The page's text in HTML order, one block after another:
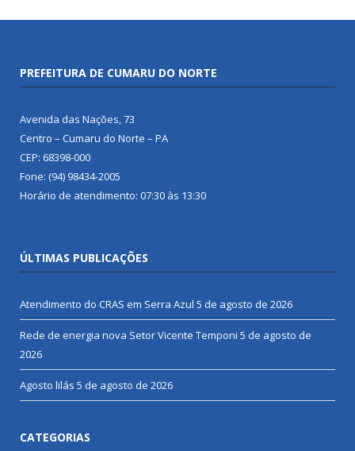
PREFEITURA DE CUMARU DO NORTE
Avenida das Nações, 73
Centro – Cumaru do Norte – PA
CEP: 68398-000
Fone: (94) 98434-2005
Horário de atendimento: 07:30 às 13:30
ÚLTIMAS PUBLICAÇÕES
Atendimento do CRAS em Serra Azul 5 de agosto de 2026
Rede de energia nova Setor Vicente Temponi 5 de agosto de
2026
Agosto lilás 5 de agosto de 2026
CATEGORIAS